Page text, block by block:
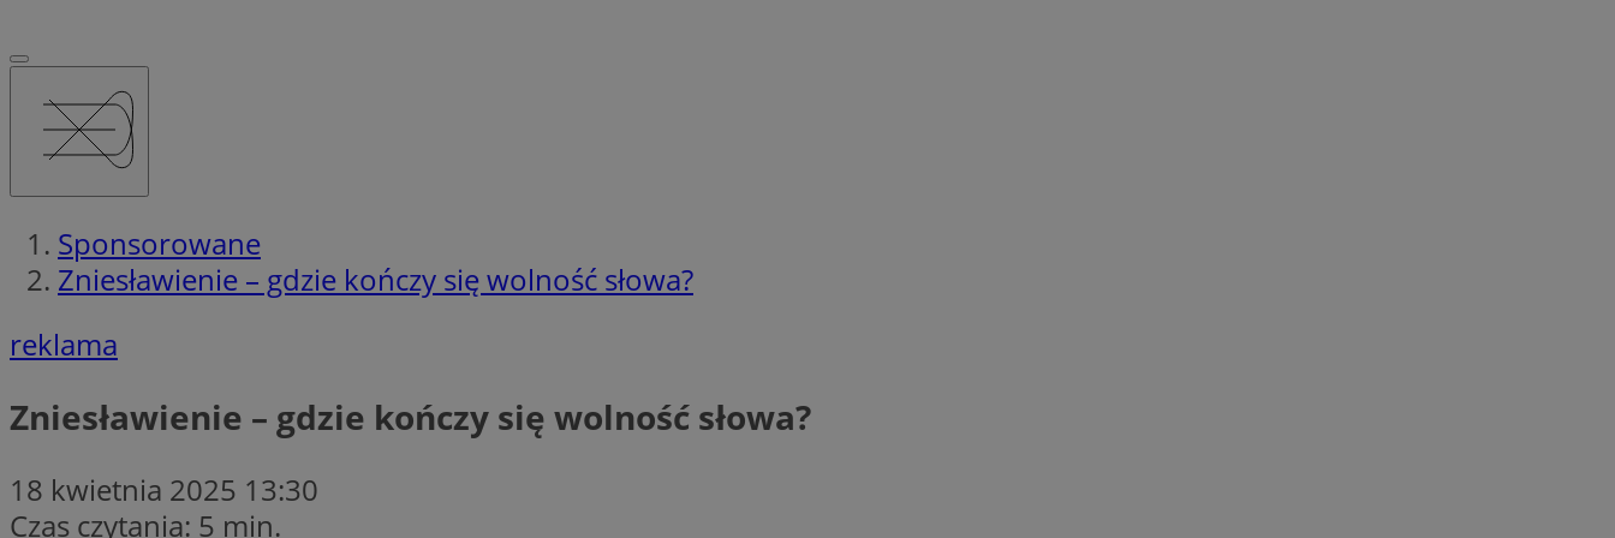
Sponsorowane
Zniesławienie – gdzie kończy się wolność słowa?
reklama
Zniesławienie – gdzie kończy się wolność słowa?
18 kwietnia 2025 13:30
Czas czytania: 5 min.